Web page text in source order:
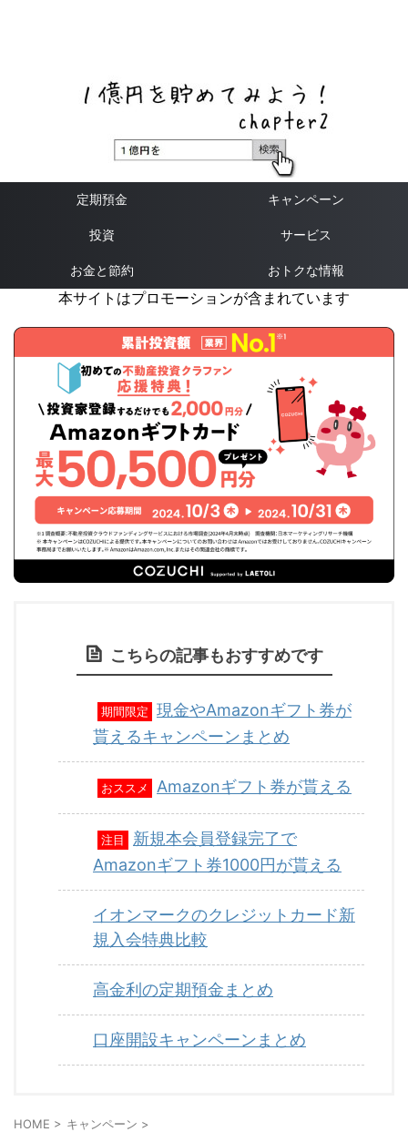
定期預金 キャンペーン
投資 サービス
お金と節約 おトクな情報
本サイトはプロモーションが含まれています
こちらの記事もおすすめです
期間限定
現金やAmazonギフト券が
貰えるキャンペーンまとめ
おススメ Amazonギフト券が貰える
注目
新規本会員登録完了で
Amazonギフト券1000円が貰える
イオンマークのクレジットカード新
規入会特典比較
高金利の定期預金まとめ
口座開設キャンペーンまとめ
HOME > キャンペーン >